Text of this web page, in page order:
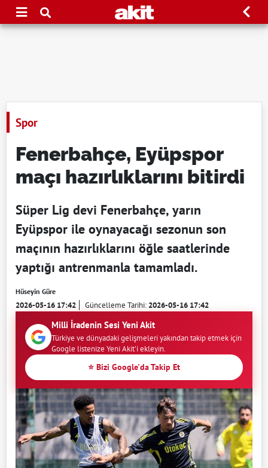
Spor
Fenerbahçe, Eyüpspor
maçı hazırlıklarını bitirdi
Süper Lig devi Fenerbahçe, yarın
Eyüpspor ile oynayacağı sezonun son
maçının hazırlıklarını öğle saatlerinde
yaptığı antrenmanla tamamladı.
Hüseyin Güre
2026-05-16 17:42 Güncelleme Tarihi:2026-05-16 17:42
Milli İradenin Sesi Yeni Akit
Türkiye ve dünyadaki gelişmeleri yakından takip etmek için
Google listenize Yeni Akit'i ekleyin.
⭐ Bizi Google'da Takip Et